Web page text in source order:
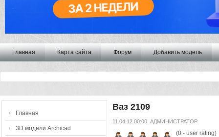
Главная Карта сайта Форум Добавить модель
Главная
3D модели Archicad
Ваз 2109
11.04.12 00:00 АДМИНИСТРАТОР
(0- user rating)